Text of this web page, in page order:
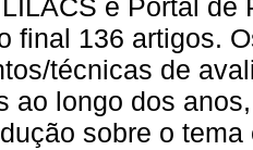
e Portal
final 136 artigos.
técnicas de
ao longo dos
sobre o tema